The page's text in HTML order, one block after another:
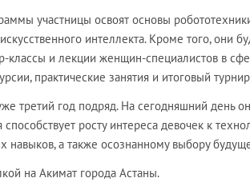
участницы освоят основы
интеллекта. Кроме того, они
классы и лекции женщин-специалистов в
практические занятия и итоговый
третий год подряд. На сегодняшний день
росту интереса девочек к
а также осознанному выбору
на Акимат города Астаны.